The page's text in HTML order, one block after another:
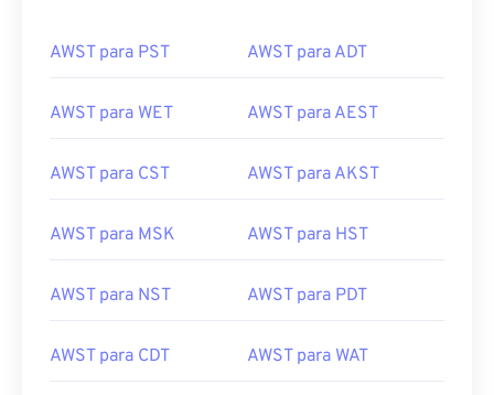
AWST para PST AWST para ADT
AWST para WET AWST para AEST
AWST para CST AWST para AKST
AWST para MSK AWST para HST
AWST para NST AWST para PDT
AWST para CDT AWST para WAT